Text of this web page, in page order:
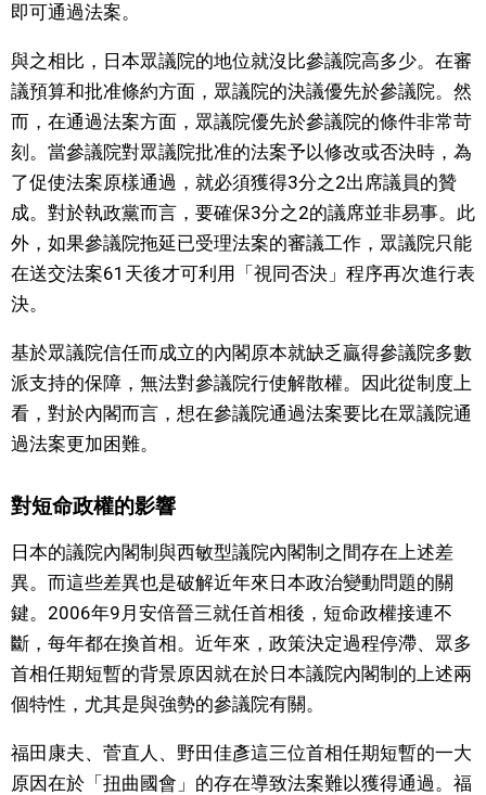
即可通過法案。
與之相比，日本眾議院的地位就沒比參議院高多少。在審
議預算和批准條約方面，眾議院的決議優先於參議院。然
而，在通過法案方面，眾議院優先於參議院的條件非常苛
刻。當參議院對眾議院批准的法案予以修改或否決時，為
了促使法案原樣通過，就必須獲得3分之2出席議員的贊
成。對於執政黨而言，要確保3分之2的議席並非易事。此
外，如果參議院拖延已受理法案的審議工作，眾議院只能
在送交法案61天後才可利用「視同否決」程序再次進行表
決。
基於眾議院信任而成立的內閣原本就缺乏贏得參議院多數
派支持的保障，無法對參議院行使解散權。因此從制度上
看，對於內閣而言，想在參議院通過法案要比在眾議院通
過法案更加困難。
對短命政權的影響
日本的議院內閣制與西敏型議院內閣制之間存在上述差
異。而這些差異也是破解近年來日本政治變動問題的關
鍵。2006年9月安倍晉三就任首相後，短命政權接連不
斷，每年都在換首相。近年來，政策決定過程停滯、眾多
首相任期短暫的背景原因就在於日本議院內閣制的上述兩
個特性，尤其是與強勢的參議院有關。
福田康夫、菅直人、野田佳彥這三位首相任期短暫的一大
原因在於「扭曲國會」的存在導致法案難以獲得通過。福